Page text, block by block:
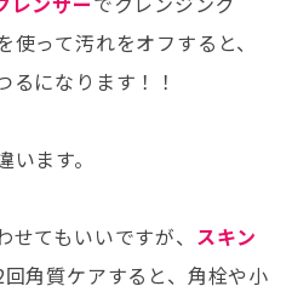
って汚れをオフすると、
るになります！！
ます。
てもいいですが、 スキン
角質ケアすると、角栓や小